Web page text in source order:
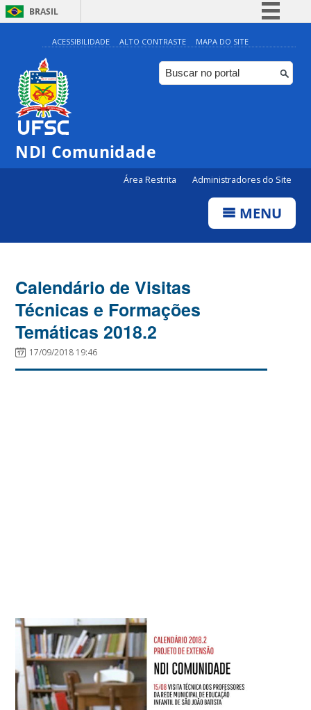
BRASIL
Simplifique!
Comunica BR
Participe
ACESSIBILIDADE ALTO CONTRASTE MAPA DO SITE
NDI Comunidade
Área Restrita Administradores do Site
MENU
Calendário de Visitas
Técnicas e Formações
Temáticas 2018.2
17/09/2018 19:46